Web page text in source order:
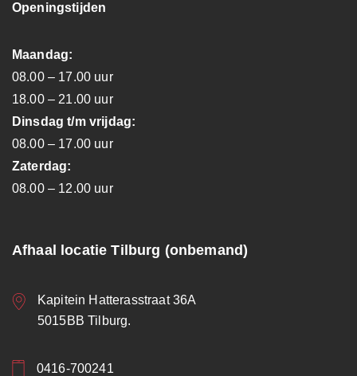
Openingstijden
Maandag:
08.00 – 17.00 uur
18.00 – 21.00 uur
Dinsdag t/m vrijdag:
08.00 – 17.00 uur
Zaterdag:
08.00 – 12.00 uur
Afhaal locatie Tilburg (onbemand)
Kapitein Hatterasstraat 36A
5015BB Tilburg.
0416-700241